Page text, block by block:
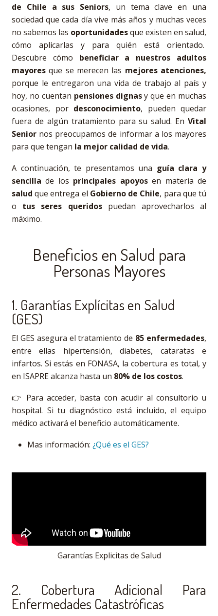
de Chile a sus Seniors, un tema clave en una
sociedad que cada día vive más años y muchas veces
no sabemos las oportunidadesque existen en salud,
cómo aplicarlas y para quién está orientado.
Descubre cómo beneficiar a nuestros adultos
mayoresque se merecen las mejores atenciones,
porque le entregaron una vida de trabajo al país y
hoy, no cuentan pensiones dignasy que en muchas
ocasiones, por desconocimiento, pueden quedar
fuera de algún tratamiento para su salud. En Vital
Senior nos preocupamos de informar a los mayores
para que tengan la mejor calidad de vida.
A continuación, te presentamos una guía clara y
sencilla de los principales apoyosen materia de
salud que entrega el Gobierno de Chile, para que tú
o tus seres queridos puedan aprovecharlos al
máximo.
Beneficios en Salud para
Personas Mayores
1. Garantías Explícitas en Salud
(GES)
El GES asegura el tratamiento de 85 enfermedades,
entre ellas hipertensión, diabetes, cataratas e
infartos. Si estás en FONASA, la cobertura es total, y
en ISAPRE alcanza hasta un 80% de los costos.
👉 Para acceder, basta con acudir al consultorio u
hospital. Si tu diagnóstico está incluido, el equipo
médico activará el beneficio automáticamente.
Mas información: ¿Qué es el GES?
Garantías Explicitas de Salud
2. Cobertura Adicional Para
Enfermedades Catastróficas